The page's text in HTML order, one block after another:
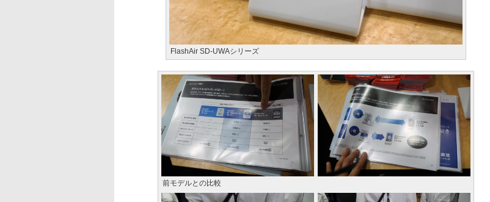
FlashAir SD-UWAシリーズ
前モデルとの比較